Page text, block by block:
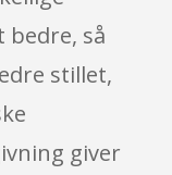
så
stillet,
giver